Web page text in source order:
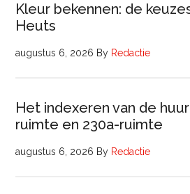
Kleur bekennen: de
Heuts
augustus 6, 2026 By Redactie
Het indexeren van de
ruimte en 230a-ruimte
augustus 6, 2026 By Redactie